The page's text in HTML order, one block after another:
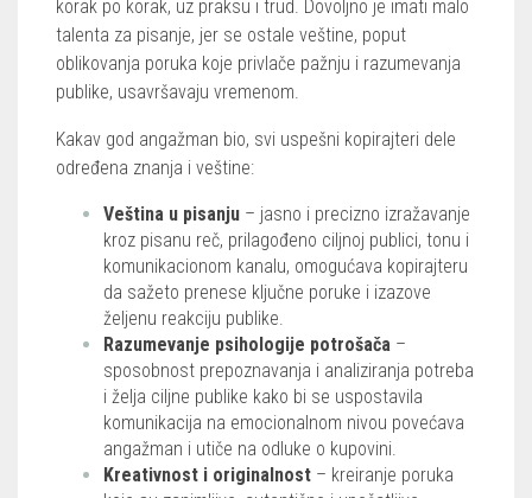
korak po korak, uz praksu i trud. Dovoljno je imati malo
talenta za pisanje, jer se ostale veštine, poput
oblikovanja poruka koje privlače pažnju i razumevanja
publike, usavršavaju vremenom.
Kakav god angažman bio, svi uspešni kopirajteri dele
određena znanja i veštine:
Veština u pisanju – jasno i precizno izražavanje
kroz pisanu reč, prilagođeno ciljnoj publici, tonu i
komunikacionom kanalu, omogućava kopirajteru
da sažeto prenese ključne poruke i izazove
željenu reakciju publike.
Razumevanje psihologije potrošača –
sposobnost prepoznavanja i analiziranja potreba
i želja ciljne publike kako bi se uspostavila
komunikacija na emocionalnom nivou povećava
angažman i utiče na odluke o kupovini.
Kreativnost i originalnost – kreiranje poruka